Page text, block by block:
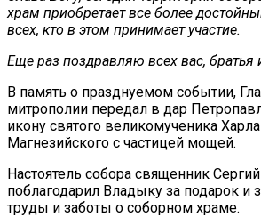
храм приобретает все более
всех, кто в этом принимает участие.
Еще раз поздравляю всех вас, братья
В память о празднуемом событии,
митрополии передал в дар
икону святого великомученика
Магнезийского с частицей мощей.
Настоятель собора священник
поблагодарил Владыку за подарок и
труды и заботы о соборном храме.